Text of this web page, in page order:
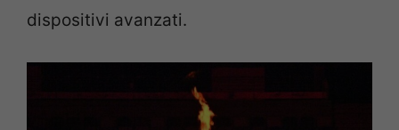
dispositivi avanzati.